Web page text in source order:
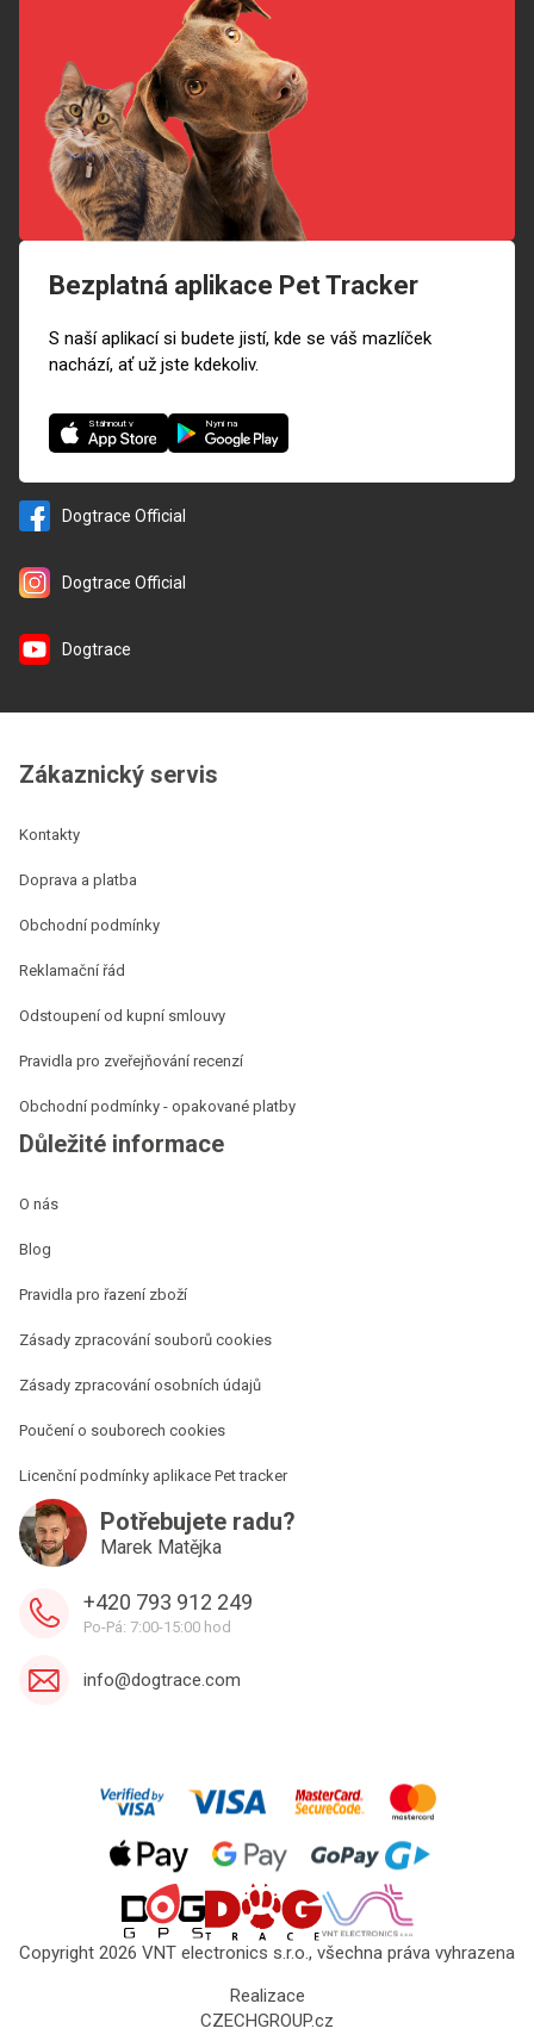
Bezplatná aplikace Pet Tracker
S naší aplikací si budete jistí, kde se váš mazlíček
nachází, ať už jste kdekoliv.
Stáhnout v Nyní na
Dogtrace Official
Dogtrace Official
Dogtrace
Zákaznický servis
Kontakty
Doprava a platba
Obchodní podmínky
Reklamační řád
Odstoupení od kupní smlouvy
Pravidla pro zveřejňování recenzí
Obchodní podmínky - opakované platby
Důležité informace
O nás
Blog
Pravidla pro řazení zboží
Zásady zpracování souborů cookies
Zásady zpracování osobních údajů
Poučení o souborech cookies
Licenční podmínky aplikace Pet tracker
Potřebujete radu?
Marek Matějka
+420 793 912 249
Po-Pá: 7:00-15:00 hod
info@dogtrace.com
Copyright 2026 VNT electronics s.r.o., všechna práva vyhrazena
Realizace
CZECHGROUP.cz